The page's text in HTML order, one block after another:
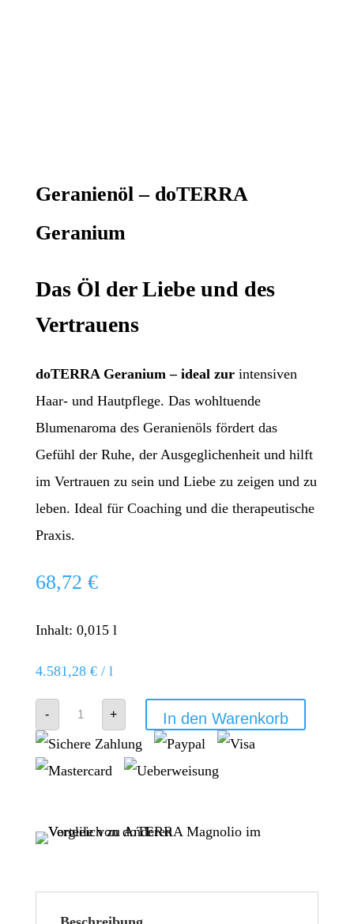
Geranienöl – doTERRA
Geranium
Das Öl der Liebe und des
Vertrauens
doTERRA Geranium – ideal zurintensiven
Haar- und Hautpflege. Das wohltuende
Blumenaroma des Geranienöls fördert das
Gefühl der Ruhe, der Ausgeglichenheit und hilft
im Vertrauen zu sein und Liebe zu zeigen und zu
leben. Ideal für Coaching und die therapeutische
Praxis.
68,72 €
Inhalt: 0,015 l
4.581,28 €/ l
-
Geranienöl
doTERRA
Geranium
+ In den Warenkorb